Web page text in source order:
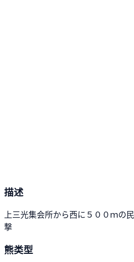
描述
上三光集会所から西に５００ｍの
撃
熊类型